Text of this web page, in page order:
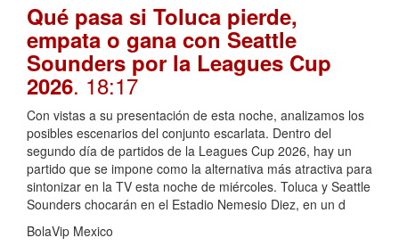
Qué pasa si Toluca pierde,
empata o gana con Seattle
Sounders por la Leagues Cup
2026. 18:17
Con vistas a su presentación de esta noche, analizamos los
posibles escenarios del conjunto escarlata. Dentro del
segundo día de partidos de la Leagues Cup 2026, hay un
partido que se impone como la alternativa más atractiva para
sintonizar en la TV esta noche de miércoles. Toluca y Seattle
Sounders chocarán en el Estadio Nemesio Diez, en un d
BolaVip Mexico